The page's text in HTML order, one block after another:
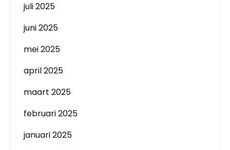
juli 2025
juni 2025
mei 2025
april 2025
maart 2025
februari 2025
januari 2025